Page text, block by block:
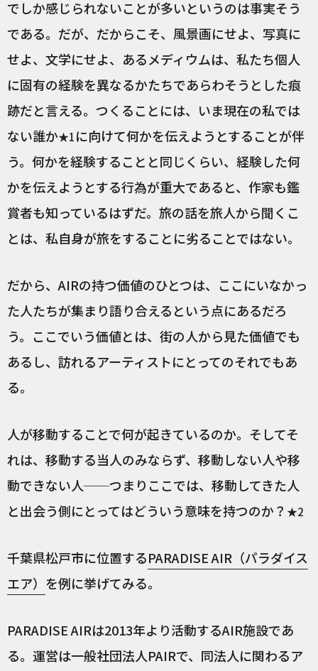
でしか感じられないことが多いというのは事実そう
である。だが、だからこそ、風景画にせよ、写真に
せよ、文学にせよ、あるメディウムは、私たち個人
に固有の経験を異なるかたちであらわそうとした痕
跡だと言える。つくることには、いま現在の私では
ない誰か★1に向けて何かを伝えようとすることが伴
う。何かを経験することと同じくらい、経験した何
かを伝えようとする行為が重大であると、作家も鑑
賞者も知っているはずだ。旅の話を旅人から聞くこ
とは、私自身が旅をすることに劣ることではない。
だから、AIRの持つ価値のひとつは、ここにいなかっ
た人たちが集まり語り合えるという点にあるだろ
う。ここでいう価値とは、街の人から見た価値でも
あるし、訪れるアーティストにとってのそれでもあ
る。
人が移動することで何が起きているのか。そしてそ
れは、移動する当人のみならず、移動しない人や移
動できない人──つまりここでは、移動してきた人
と出会う側にとってはどういう意味を持つのか？ ★2
千葉県松戸市に位置するPARADISE AIR（パラダイス
エア） を例に挙げてみる。
PARADISE AIRは2013年より活動するAIR施設であ
る。運営は一般社団法人PAIRで、同法人に関わるア